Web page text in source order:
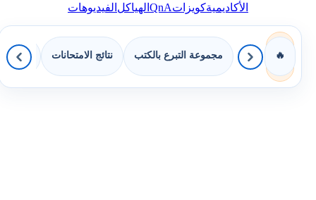
الأكاديميةكويزاتQnAالهياكلالفيديوهات
🔥 مجموعة التبرع بالكتب نتائج الامتحانات